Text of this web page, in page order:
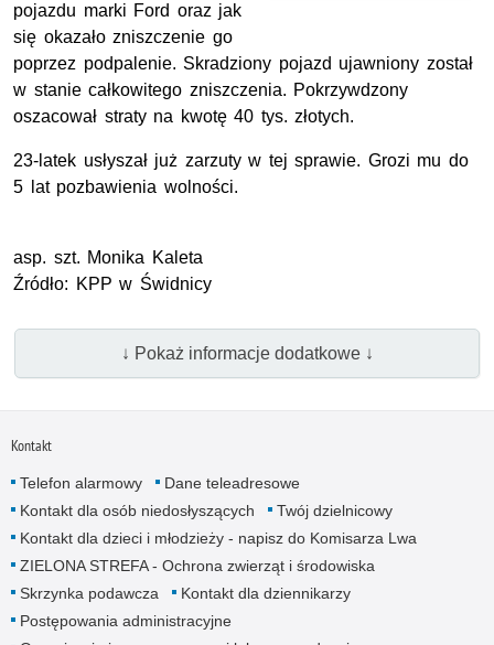
pojazdu marki Ford oraz jak
się okazało zniszczenie go
poprzez podpalenie. Skradziony pojazd ujawniony został
w stanie całkowitego zniszczenia. Pokrzywdzony
oszacował straty na kwotę 40 tys. złotych.
23-latek usłyszał już zarzuty w tej sprawie. Grozi mu do
5 lat pozbawienia wolności.
asp. szt. Monika Kaleta
Źródło: KPP w Świdnicy
↓ Pokaż informacje dodatkowe ↓
Kontakt
Telefon alarmowy
Dane teleadresowe
Kontakt dla osób niedosłyszących
Twój dzielnicowy
Kontakt dla dzieci i młodzieży - napisz do Komisarza Lwa
ZIELONA STREFA - Ochrona zwierząt i środowiska
Skrzynka podawcza
Kontakt dla dziennikarzy
Postępowania administracyjne